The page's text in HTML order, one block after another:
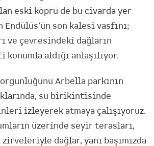
eski köprü de bu civarda yer
Endülüs’ün son kalesi vasfını;
ve çevresindeki dağların
konumla aldığı anlaşılıyor.
Arbella parkının
su birikintisinde
izleyerek atmaya çalışıyoruz.
üzerinde seyir terasları,
zirveleriyle dağlar, yanı başımızda